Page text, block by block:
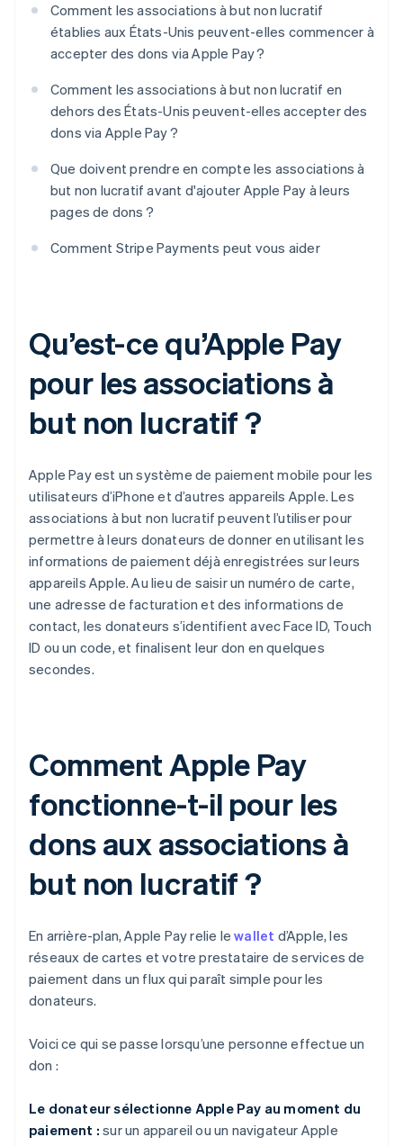
Comment les associations à but non lucratif
établies aux États-Unis peuvent-elles commencer à
accepter des dons via Apple Pay ?
Comment les associations à but non lucratif en
dehors des États-Unis peuvent-elles accepter des
dons via Apple Pay ?
Que doivent prendre en compte les associations à
but non lucratif avant d'ajouter Apple Pay à leurs
pages de dons ?
Comment Stripe Payments peut vous aider
Qu’est-ce qu’Apple Pay
pour les associations à
but non lucratif ?
Apple Pay est un système de paiement mobile pour les
utilisateurs d’iPhone et d’autres appareils Apple. Les
associations à but non lucratif peuvent l’utiliser pour
permettre à leurs donateurs de donner en utilisant les
informations de paiement déjà enregistrées sur leurs
appareils Apple. Au lieu de saisir un numéro de carte,
une adresse de facturation et des informations de
contact, les donateurs s’identifient avec Face ID, Touch
ID ou un code, et finalisent leur don en quelques
secondes.
Comment Apple Pay
fonctionne-t-il pour les
dons aux associations à
but non lucratif ?
En arrière-plan, Apple Pay relie lewallet d’Apple, les
réseaux de cartes et votre prestataire de services de
paiement dans un flux qui paraît simple pour les
donateurs.
Voici ce qui se passe lorsqu’une personne effectue un
don :
Le donateur sélectionne Apple Pay au moment du
paiement : sur un appareil ou un navigateur Apple